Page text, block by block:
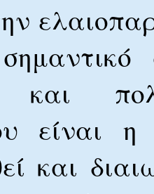
και
είναι η
και